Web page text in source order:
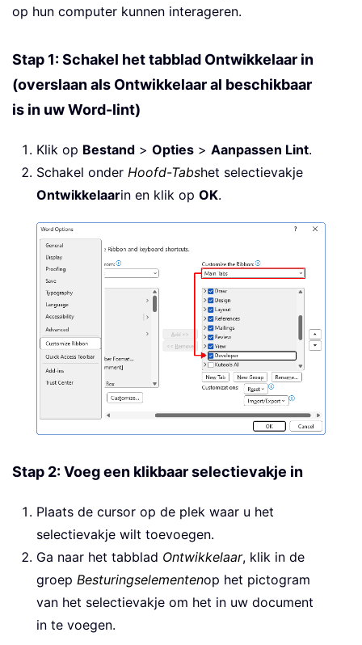
op hun computer kunnen interageren.
Stap 1: Schakel het tabblad Ontwikkelaar in
(overslaan als Ontwikkelaar al beschikbaar
is in uw Word-lint)
Klik op Bestand > Opties > Aanpassen Lint.
Schakel onder Hoofd-Tabshet selectievakje
Ontwikkelaarin en klik op OK.
Stap 2: Voeg een klikbaar selectievakje in
Plaats de cursor op de plek waar u het
selectievakje wilt toevoegen.
Ga naar het tabblad Ontwikkelaar, klik in de
groep Besturingselementenop het pictogram
van het selectievakje om het in uw document
in te voegen.